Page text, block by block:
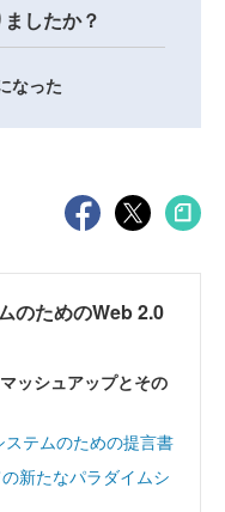
したか？
なった
のためのWeb 2.0
ッシュアップとその
テムのための提言書
新たなパラダイムシ